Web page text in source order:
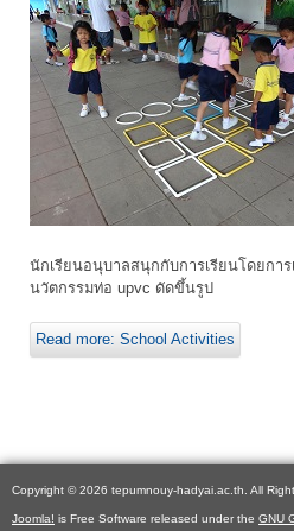
นักเรียนอนุบาลสนุกกับการเรียนโดยกา
นวัตกรรมท่อ upvc ดัดขึ้นรูป
Read more: School Activities
Copyright © 2026 tepumnouy-hadyai.ac.th. All
Joomla! is Free Software released under the GNU